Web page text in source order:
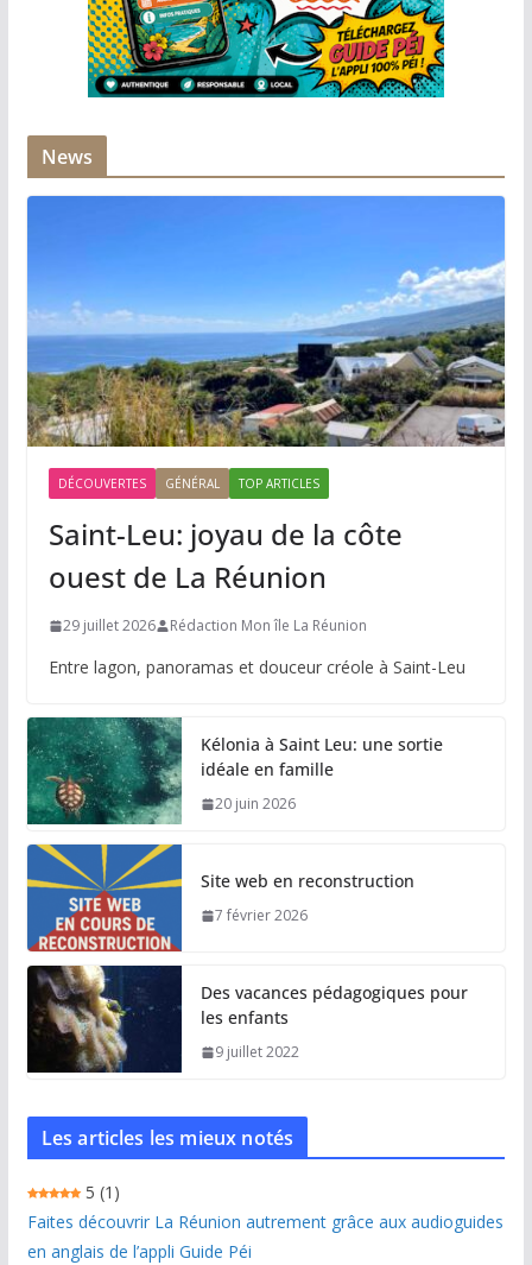
News
DÉCOUVERTES GÉNÉRAL TOP ARTICLES
Saint-Leu: joyau de la côte
ouest de La Réunion
29 juillet 2026 Rédaction Mon île La Réunion
Entre lagon, panoramas et douceur créole à Saint-Leu
Kélonia à Saint Leu: une sortie
idéale en famille
20 juin 2026
Site web en reconstruction
7 février 2026
Des vacances pédagogiques pour
les enfants
9 juillet 2022
Les articles les mieux notés
5 (1)
Faites découvrir La Réunion autrement grâce aux audioguides
en anglais de l’appli Guide Péi